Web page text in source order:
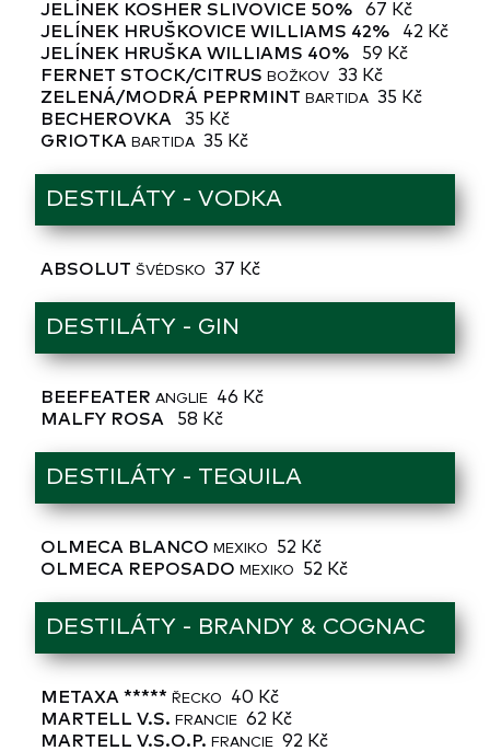
JELÍNEK KOSHER SLIVOVICE 50%
67 Kč
JELÍNEK HRUŠKOVICE WILLIAMS 42%
42 Kč
JELÍNEK HRUŠKA WILLIAMS 40%
59 Kč
FERNET STOCK/CITRUS BOŽKOV
33 Kč
ZELENÁ/MODRÁ PEPRMINT BARTIDA
35 Kč
BECHEROVKA
35 Kč
GRIOTKA BARTIDA 35 Kč
DESTILÁTY - VODKA
ABSOLUT ŠVÉDSKO 37 Kč
DESTILÁTY - GIN
BEEFEATER ANGLIE
46 Kč
MALFY ROSA
58 Kč
DESTILÁTY - TEQUILA
OLMECA BLANCO MEXIKO
52 Kč
OLMECA REPOSADO MEXIKO 52 Kč
DESTILÁTY - BRANDY & COGNAC
METAXA ***** ŘECKO
40 Kč
MARTELL V.S. FRANCIE
62 Kč
MARTELL V.S.O.P. FRANCIE
92 Kč